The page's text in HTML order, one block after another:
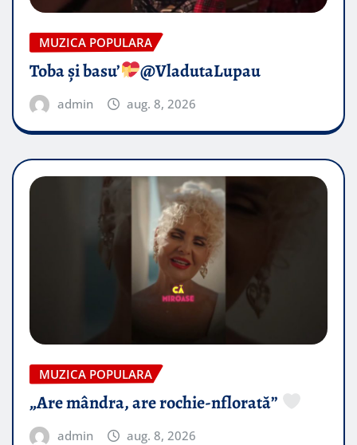
MUZICA POPULARA
Toba și basu’ @VladutaLupau
admin aug. 8, 2026
MUZICA POPULARA
„Are mândra, are rochie-nflorată”
admin aug. 8, 2026